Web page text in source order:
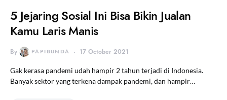
5 Jejaring Sosial Ini Bisa Bikin Jualan
Kamu Laris Manis
By PAPIBUNDA 17 October 2021
Gak kerasa pandemi udah hampir 2 tahun terjadi di Indonesia.
Banyak sektor yang terkena dampak pandemi, dan hampir…